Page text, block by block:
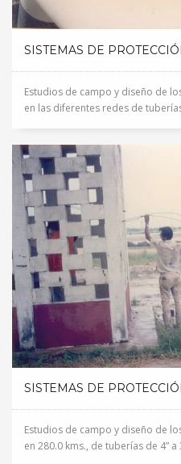
SISTEMAS DE
Estudios de campo y diseño de
en las diferentes redes de
SISTEMAS DE
Estudios de campo y diseño de
en 280.0 kms., de tuberías de 4” a